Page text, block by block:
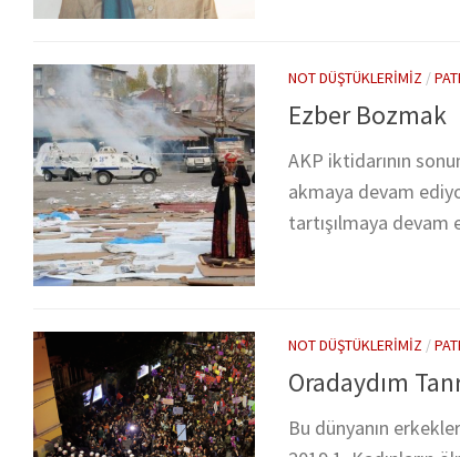
NOT DÜŞTÜKLERIMIZ /
Ezber Bozmak
AKP iktidarının
akmaya devam
tartışılmaya
NOT DÜŞTÜKLERIMIZ /
Oradaydım
Bu dünyanın